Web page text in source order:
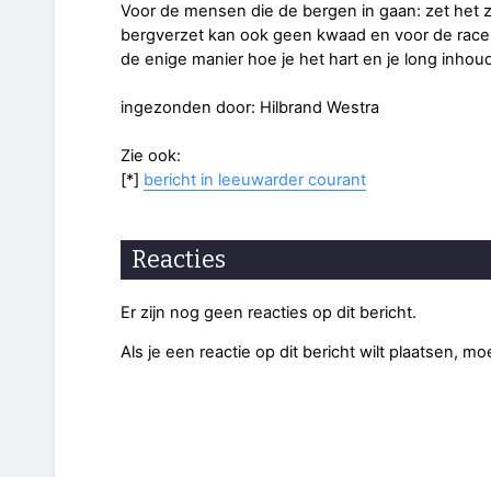
Voor de mensen die de bergen in gaan: zet het
bergverzet kan ook geen kwaad en voor de
de enige manier hoe je het hart en je long
ingezonden door: Hilbrand Westra
Zie ook:
[*] bericht in leeuwarder courant
Reacties
Er zijn nog geen reacties op dit bericht.
Als je een reactie op dit bericht wilt plaatsen,